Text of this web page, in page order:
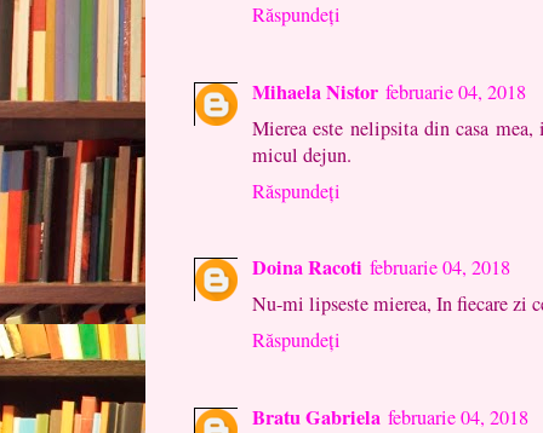
Răspundeți
Mihaela Nistor februarie 04, 2018
Mierea este nelipsita din casa
micul dejun.
Răspundeți
Doina Racoti februarie 04, 2018
Nu-mi lipseste mierea, In fiecare zi
Răspundeți
Bratu Gabriela februarie 04, 2018